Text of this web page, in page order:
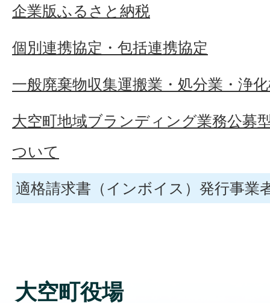
企業版ふるさと納税
個別連携協定・包括連携協定
一般廃棄物収集運搬業・処分業・浄
大空町地域ブランディング業務公募
ついて
適格請求書（インボイス）発行事業
大空町役場